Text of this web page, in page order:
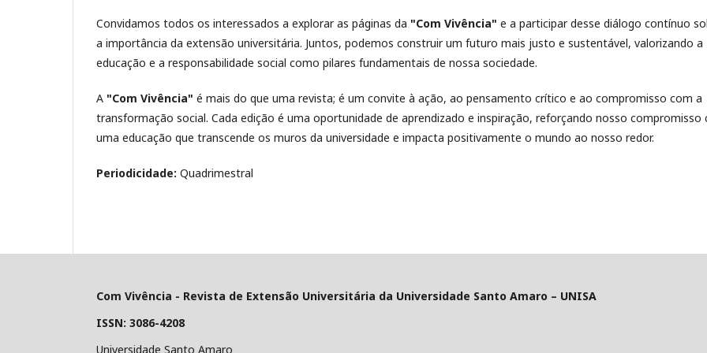
Convidamos todos os interessados a explorar as páginas da "Com Vivência" e a participar desse diálogo contínuo
a importância da extensão universitária. Juntos, podemos construir um futuro mais justo e sustentável, valorizando a
educação e a responsabilidade social como pilares fundamentais de nossa sociedade.
A "Com Vivência" é mais do que uma revista; é um convite à ação, ao pensamento crítico e ao compromisso com a
transformação social. Cada edição é uma oportunidade de aprendizado e inspiração, reforçando nosso compromisso
uma educação que transcende os muros da universidade e impacta positivamente o mundo ao nosso redor.
Periodicidade: Quadrimestral
Com Vivência - Revista de Extensão Universitária da Universidade Santo Amaro – UNISA
ISSN: 3086-4208
Universidade Santo Amaro